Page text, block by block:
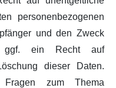
personenbezogenen
und den Zweck
ggf. ein Recht auf
dieser Daten.
zum Thema